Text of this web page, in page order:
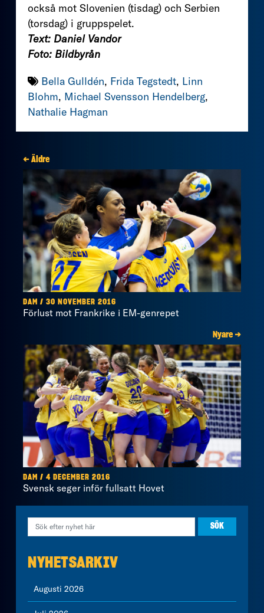
också mot Slovenien (tisdag) och Serbien
(torsdag) i gruppspelet.
Text: Daniel Vandor
Foto: Bildbyrån
Bella Gulldén, Frida Tegstedt, Linn
Blohm, Michael Svensson Hendelberg,
Nathalie Hagman
← Äldre
DAM / 30 NOVEMBER 2016
Förlust mot Frankrike i EM-genrepet
Nyare →
DAM / 4 DECEMBER 2016
Svensk seger inför fullsatt Hovet
NYHETSARKIV
Augusti 2026